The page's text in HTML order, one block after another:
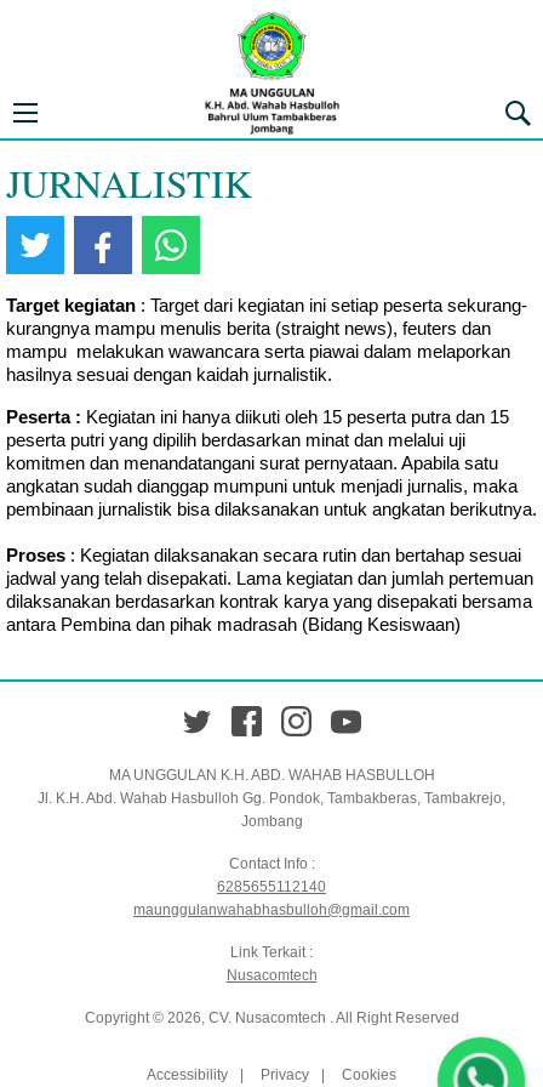
MA UNGGULAN K.H. ABD. WAHAB
JURNALISTIK
Target kegiatan : Target dari kegiatan ini setiap peserta sekurang-
kurangnya mampu menulis berita (straight news), feuters dan
mampu melakukan wawancara serta piawai dalam melaporkan
hasilnya sesuai dengan kaidah jurnalistik.
Peserta : Kegiatan ini hanya diikuti oleh 15 peserta putra dan 15
peserta putri yang dipilih berdasarkan minat dan melalui uji
komitmen dan menandatangani surat pernyataan. Apabila satu
angkatan sudah dianggap mumpuni untuk menjadi jurnalis, maka
pembinaan jurnalistik bisa dilaksanakan untuk angkatan berikutnya.
Proses : Kegiatan dilaksanakan secara rutin dan bertahap sesuai
jadwal yang telah disepakati. Lama kegiatan dan jumlah pertemuan
dilaksanakan berdasarkan kontrak karya yang disepakati bersama
antara Pembina dan pihak madrasah (Bidang Kesiswaan)
MA UNGGULAN K.H. ABD. WAHAB HASBULLOH
Jl. K.H. Abd. Wahab Hasbulloh Gg. Pondok, Tambakberas, Tambakrejo,
Jombang
Contact Info :
6285655112140
maunggulanwahabhasbulloh@gmail.com
Link Terkait :
Nusacomtech
Copyright © 2026, CV. Nusacomtech . All Right Reserved
Accessibility Privacy Cookies